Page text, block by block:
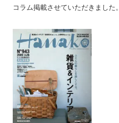
コラム掲載させていただきました。